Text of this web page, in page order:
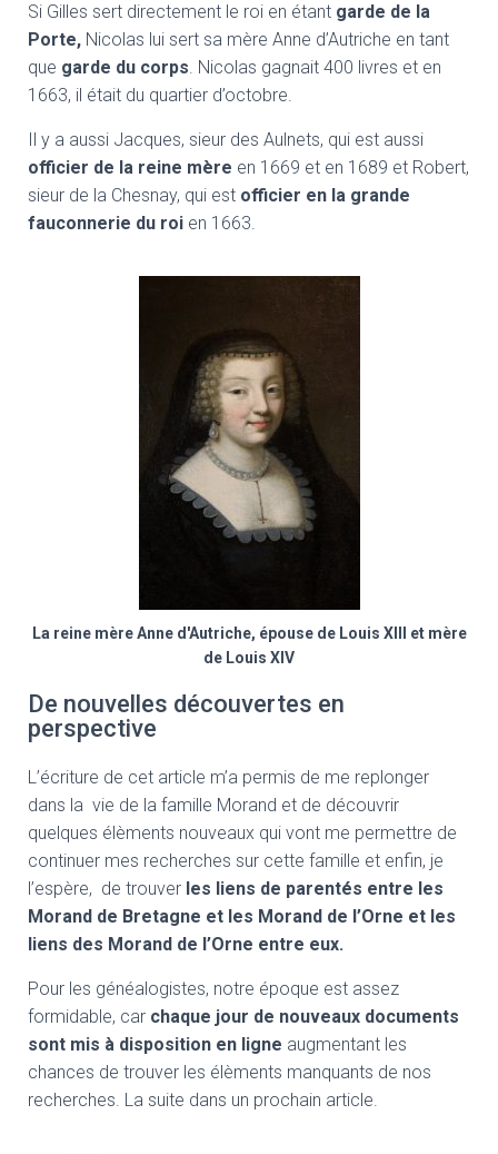
Si Gilles sert directement le roi en étant garde de la
Porte, Nicolas lui sert sa mère Anne d’Autriche en tant
que garde du corps. Nicolas gagnait 400 livres et en
1663, il était du quartier d’octobre.
Il y a aussi Jacques, sieur des Aulnets, qui est aussi
officier de la reine mère en 1669 et en 1689 et Robert,
sieur de la Chesnay, qui est officier en la grande
fauconnerie du roi en 1663.
La reine mère Anne d'Autriche, épouse de Louis XIII et mère
de Louis XIV
De nouvelles découvertes en
perspective
L’écriture de cet article m’a permis de me replonger
dans la vie de la famille Morand et de découvrir
quelques élèments nouveaux qui vont me permettre de
continuer mes recherches sur cette famille et enfin, je
l’espère, de trouver les liens de parentés entre les
Morand de Bretagne et les Morand de l’Orne et les
liens des Morand de l’Orne entre eux.
Pour les généalogistes, notre époque est assez
formidable, car chaque jour de nouveaux documents
sont mis à disposition en ligne augmentant les
chances de trouver les élèments manquants de nos
recherches. La suite dans un prochain article.